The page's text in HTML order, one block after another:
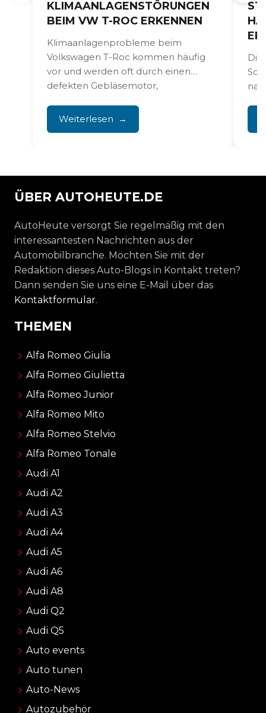
KLIMAANLAGENSTÖRUNGEN
BEIM VW T-ROC ERKENNEN
Klimaanlagenprobleme beim
Volkswagen T-Roc kommen häufig
vor und werden oft durch einen
defekten Gebläsemotor,
Kompressorstörungen verursacht.
Die Folge...
Weiterlesen
Die
ÜBER AUTOHEUTE.DE
AutoHeute versorgt Sie regelmäßig mit den
interessantesten Nachrichten aus der
Automobilbranche. Möchten Sie mit der
Redaktion dieses Auto-Blogs in Kontakt treten?
Dann senden Sie uns eine E-Mail über das
Kontaktformular.
THEMEN
Alfa Romeo Giulia
Alfa Romeo Giulietta
Alfa Romeo Junior
Alfa Romeo Mito
Alfa Romeo Stelvio
Alfa Romeo Tonale
Audi A1
Audi A2
Audi A3
Audi A4
Audi A5
Audi A6
Audi A8
Audi Q2
Audi Q5
Auto events
Auto tunen
Auto-News
Autozubehör